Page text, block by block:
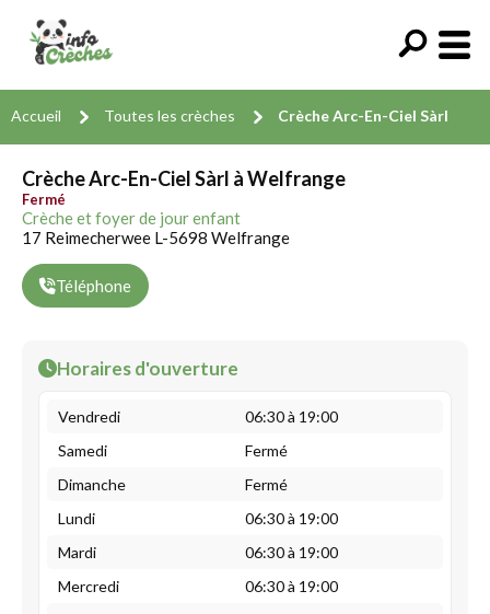
Accueil Toutes les crèches Crèche Arc-En-Ciel Sàrl
Crèche Arc-En-Ciel Sàrl à Welfrange
Fermé
Crèche et foyer de jour enfant
17 Reimecherwee L-5698 Welfrange
Téléphone
Horaires d'ouverture
Vendredi
06:30 à 19:00
Samedi
Fermé
Dimanche
Fermé
Lundi
06:30 à 19:00
Mardi
06:30 à 19:00
Mercredi
06:30 à 19:00